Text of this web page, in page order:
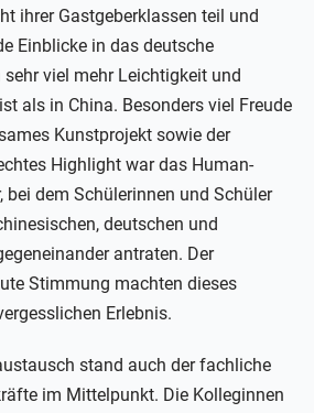
ihrer Gastgeberklassen teil und
Einblicke in das deutsche
viel mehr Leichtigkeit und
als in China. Besonders viel Freude
Kunstprojekt sowie der
Highlight war das Human-
bei dem Schülerinnen und Schüler
deutschen und
antraten. Der
Stimmung machten dieses
Erlebnis.
stand auch der fachliche
im Mittelpunkt. Die Kolleginnen